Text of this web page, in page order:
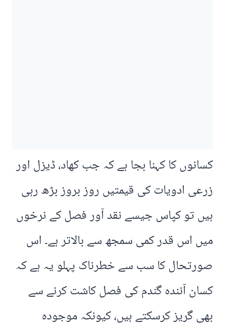
کسانوں کا کہنا بجا ہے کہ جب کھاد، ڈیزل اور
زرعی ادویات کی قیمتیں روز بروز بڑھ رہی
ہیں تو کپاس جیسے نقد آور فصل کے نرخوں
میں اس قدر کمی سمجھ سے بالاتر ہے۔ اس
صورتحال کا سب سے خطرناک پہلو یہ ہے کہ
کسان آئندہ گندم کی فصل کاشت کرنے سے
بھی گریز کرسکتے ہیں، کیونکہ موجودہ